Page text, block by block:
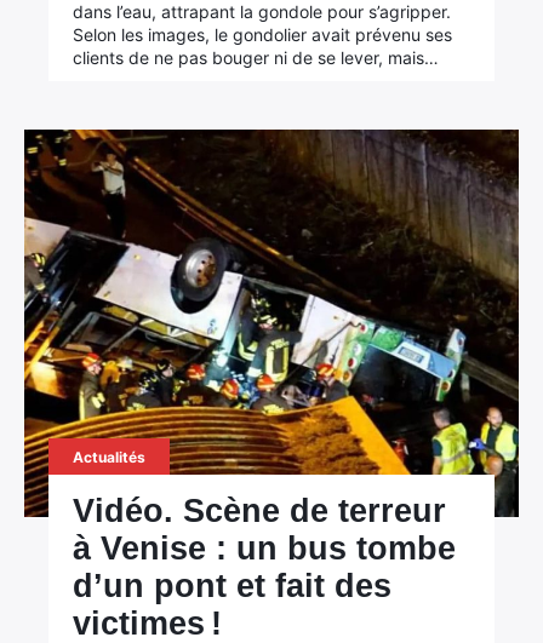
dans l’eau, attrapant la gondole pour s’agripper.
Selon les images, le gondolier avait prévenu ses
clients de ne pas bouger ni de se lever, mais…
Actualités
Vidéo. Scène de terreur
à Venise : un bus tombe
d’un pont et fait des
victimes !
×
Rechercher
: